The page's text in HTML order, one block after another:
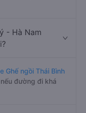
- Hà Nam
Ghế ngồi Thái Bình
đường đi khá